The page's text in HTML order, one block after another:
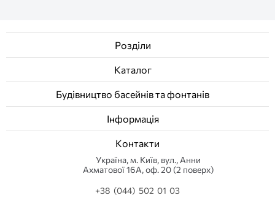
Розділи
Каталог
Будівництво басейнів та фонтанів
Інформація
Контакти
Українa, м. Київ, вул., Анни
Ахматової 16А, оф. 20 (2 поверх)
+38 (044) 502 01 03